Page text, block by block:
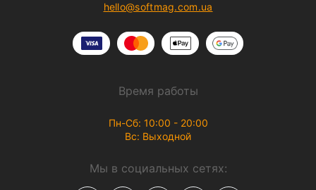
hello@softmag.com.ua
Время работы
Пн-Сб: 10:00 - 20:00
Вс: Выходной
Мы в социальных сетях: